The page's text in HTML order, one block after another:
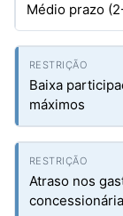
Médio prazo
Baixa
máximos
Atraso nos